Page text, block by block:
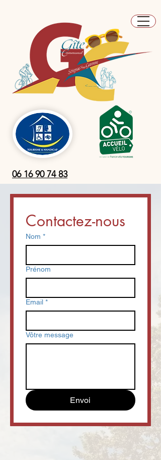
06 16 90 74 83
Nom *
Prénom
Email *
Vôtre message
Envoi